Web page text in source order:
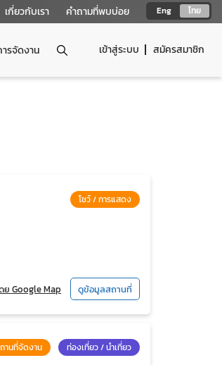
Eng ไทย
เกี่ยวกับเรา คำถามที่พบบ่อย
เข้าสู่ระบบ สมัครสมาชิก
รจัดงาน
โชว์ / การแสดง
ย Google Map ดูข้อมูลสถานที่
านที่จัดงาน ท่องเที่ยว / นำเที่ยว